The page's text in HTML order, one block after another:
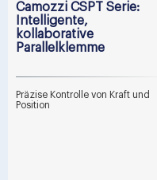
Camozzi CSPT Serie:
Intelligente,
kollaborative
Parallelklemme
Präzise Kontrolle von Kraft und
Position